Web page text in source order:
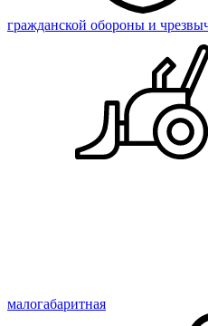
гражданской обороны и
малогабаритная